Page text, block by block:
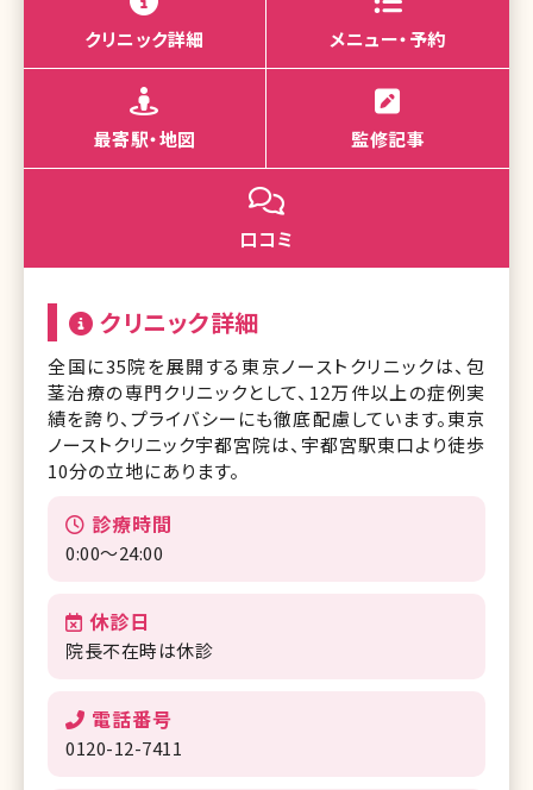
クリニック詳細 メニュー・予約
最寄駅・地図 監修記事
口コミ
クリニック詳細
全国に35院を展開する東京ノーストクリニックは、包
茎治療の専門クリニックとして、12万件以上の症例実
績を誇り、プライバシーにも徹底配慮しています。東京
ノーストクリニック宇都宮院は、宇都宮駅東口より徒歩
10分の立地にあります。
診療時間
0:00〜24:00
休診日
院長不在時は休診
電話番号
0120-12-7411